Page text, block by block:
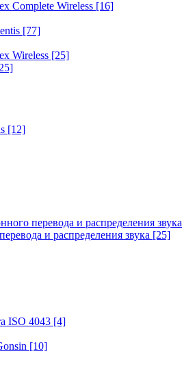
Complete Wireless [16]
[77]
Wireless [25]
[12]
перевода и распределения звука
и распределения звука [25]
ISO 4043 [4]
[10]